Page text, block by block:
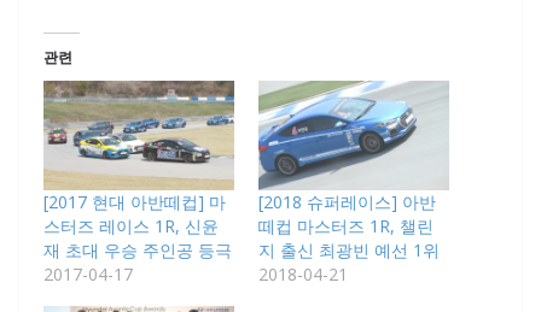
관련
[2017 현대 아반떼컵] 마
스터즈 레이스 1R, 신윤
재 초대 우승 주인공 등극
2017-04-17
[2018 슈퍼레이스] 아반
떼컵 마스터즈 1R, 챌린
지 출신 최광빈 예선 1위
2018-04-21